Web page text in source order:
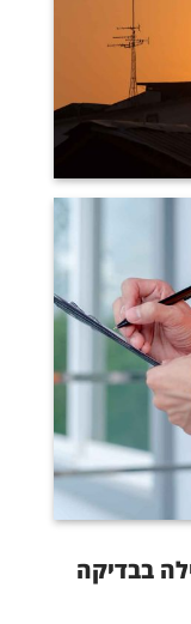
בבדיקה